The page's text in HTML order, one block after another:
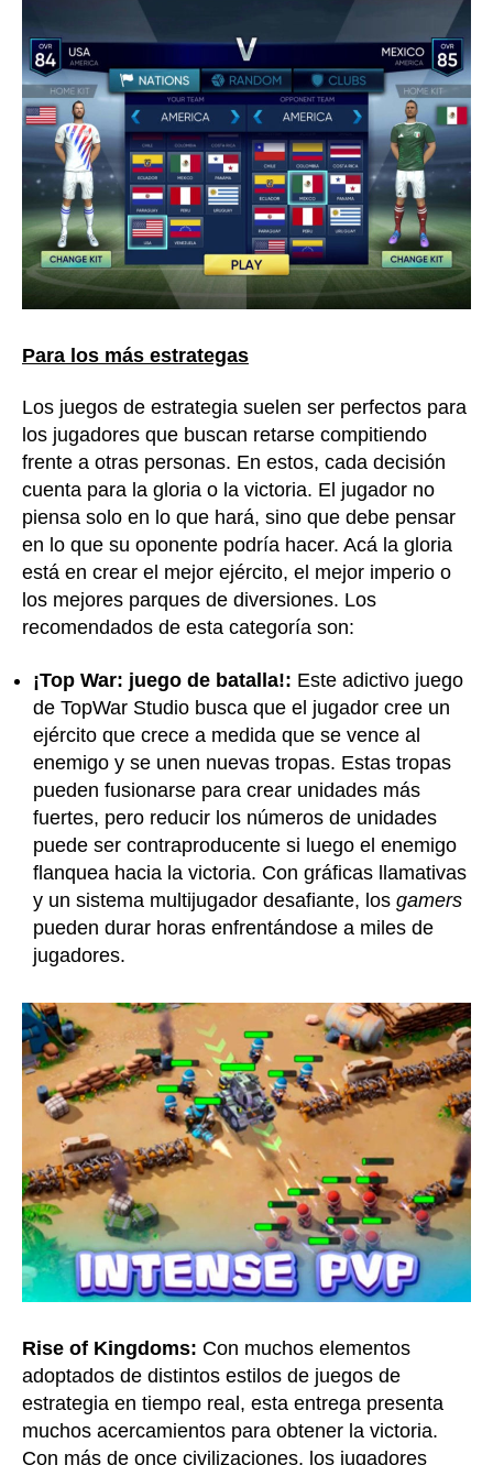
Para los más estrategas
Los juegos de estrategia suelen ser perfectos para
los jugadores que buscan retarse compitiendo
frente a otras personas. En estos, cada decisión
cuenta para la gloria o la victoria. El jugador no
piensa solo en lo que hará, sino que debe pensar
en lo que su oponente podría hacer. Acá la gloria
está en crear el mejor ejército, el mejor imperio o
los mejores parques de diversiones. Los
recomendados de esta categoría son:
¡Top War: juego de batalla!: Este adictivo juego
de TopWar Studio busca que el jugador cree un
ejército que crece a medida que se vence al
enemigo y se unen nuevas tropas. Estas tropas
pueden fusionarse para crear unidades más
fuertes, pero reducir los números de unidades
puede ser contraproducente si luego el enemigo
flanquea hacia la victoria. Con gráficas llamativas
y un sistema multijugador desafiante, los gamers
pueden durar horas enfrentándose a miles de
jugadores.
Rise of Kingdoms: Con muchos elementos
adoptados de distintos estilos de juegos de
estrategia en tiempo real, esta entrega presenta
muchos acercamientos para obtener la victoria.
Con más de once civilizaciones, los jugadores